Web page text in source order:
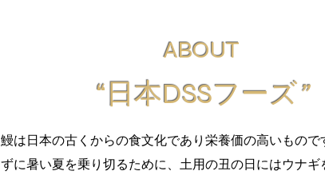
ABOUT
“日本DSSフーズ”
鰻は日本の古くからの食文化であり栄養価の高いもので
ずに暑い夏を乗り切るために、土用の丑の日にはウナギ